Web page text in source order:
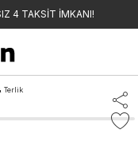
4 TAKSİT İMKANI!
Terlik